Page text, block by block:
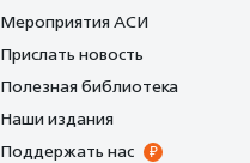
Мероприятия АСИ
Прислать новость
Полезная библиотека
Наши издания
Поддержать нас